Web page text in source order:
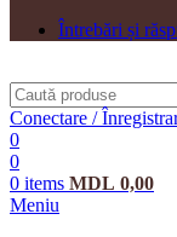
Întrebări și
Conectare /
0
0
0 items MDL 0,00
Meniu